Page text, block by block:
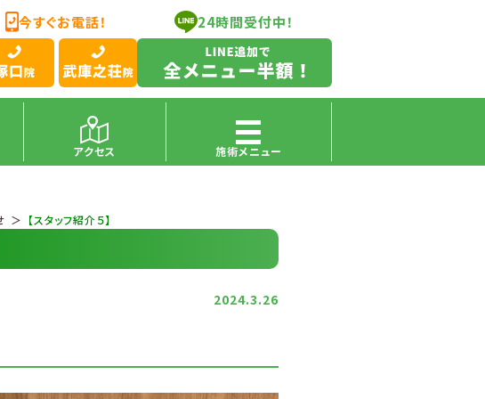
今すぐお電話！ 24時間受付中！
アクセス 施術メニュー
【スタッフ紹介５】
2024.3.26